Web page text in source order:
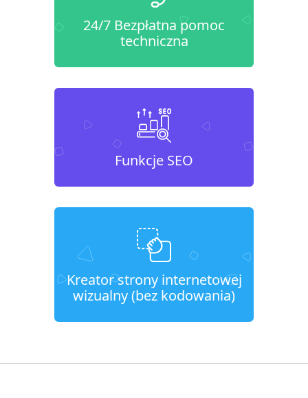
24/7 Bezpłatna pomoc
techniczna
Funkcje SEO
Kreator strony internetowej
wizualny (bez kodowania)